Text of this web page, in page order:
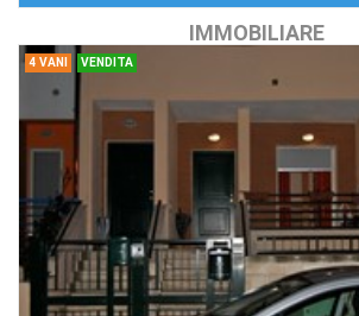
IMMOBILIARE
4 VANI VENDITA